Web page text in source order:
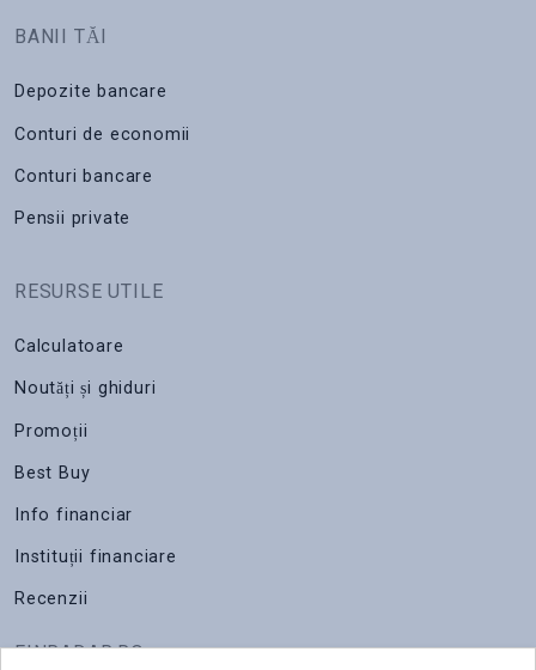
BANII TĂI
Depozite bancare
Conturi de economii
Conturi bancare
Pensii private
RESURSE UTILE
Calculatoare
Noutăți și ghiduri
Promoții
Best Buy
Info financiar
Instituții financiare
Recenzii
FINRADAR.RO